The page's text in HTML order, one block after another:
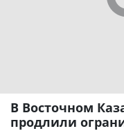
​В Восточном
продлили